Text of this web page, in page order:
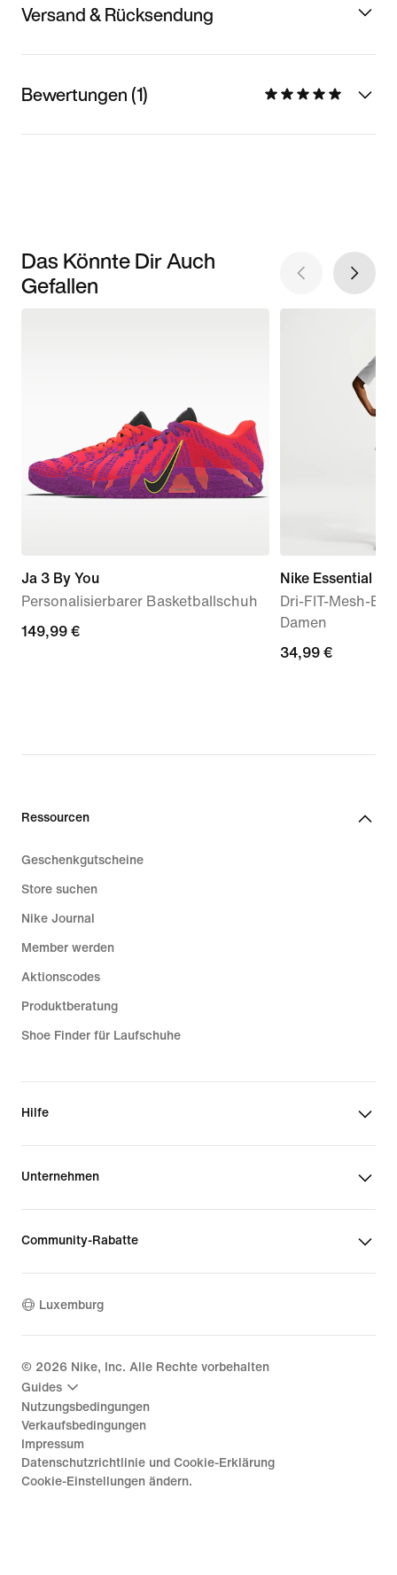
Versand & Rücksendung
Bewertungen (1)
Das Könnte Dir Auch
Gefallen
Ja 3 By You
Personalisierbarer Basketballschuh
149,99 €
149,99 €
Nike Essential
Dri-FIT-Mesh-
Damen
34,99 €
34,99 €
Ressourcen
Geschenkgutscheine
Store suchen
Nike Journal
Member werden
Aktionscodes
Produktberatung
Shoe Finder für Laufschuhe
Hilfe
Unternehmen
Community-Rabatte
Luxemburg
© 2026 Nike, Inc. Alle Rechte vorbehalten
Guides
Nutzungsbedingungen
Verkaufsbedingungen
Impressum
Datenschutzrichtlinie und Cookie-Erklärung
Cookie-Einstellungen ändern.